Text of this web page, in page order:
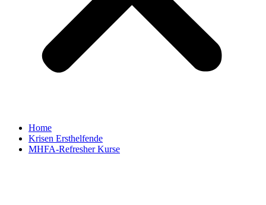
Home
Krisen Ersthelfende
MHFA-Refresher Kurse